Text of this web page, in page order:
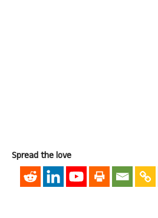
Spread the love